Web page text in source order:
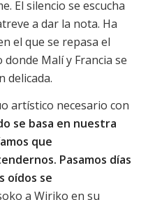
El silencio se escucha
a dar la nota. Ha
el que se repasa el
Malí y Francia se
delicada.
artístico necesario con
se basa en nuestra
que
Pasamos días
oídos se
a Wiriko en su